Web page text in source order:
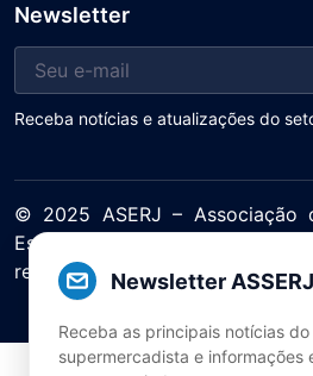
Newsletter ASSERJ
Receba as principais notícias
supermercadista e informações
Newsletter
Receba notícias e atualizações do
© 2025 ASERJ – Associação
Estado do Rio de
reservados.
Política de Privacidade